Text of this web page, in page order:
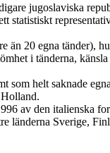
jugoslaviska
20 egna tänder),
i tänderna,
som helt saknade
av den italienska
länderna Sverige,